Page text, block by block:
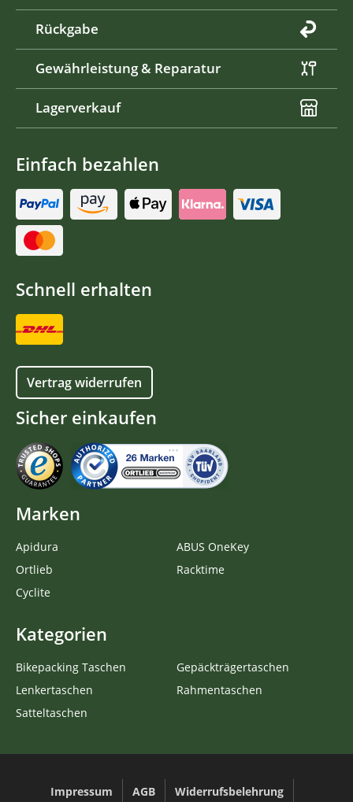
Rückgabe
Gewährleistung & Reparatur
Lagerverkauf
Einfach bezahlen
Schnell erhalten
Vertrag widerrufen
Sicher einkaufen
Marken
Apidura
Ortlieb
Cyclite
ABUS OneKey
Racktime
Kategorien
Bikepacking Taschen
Lenkertaschen
Satteltaschen
Gepäckträgertaschen
Rahmentaschen
Impressum AGB Widerrufsbelehrung